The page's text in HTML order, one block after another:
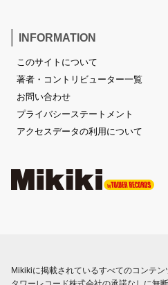
INFORMATION
このサイトについて
著者・コントリビューター一覧
お問い合わせ
プライバシーステートメント
アクセスデータの利用について
Mikikiに掲載されているすべてのコンテ